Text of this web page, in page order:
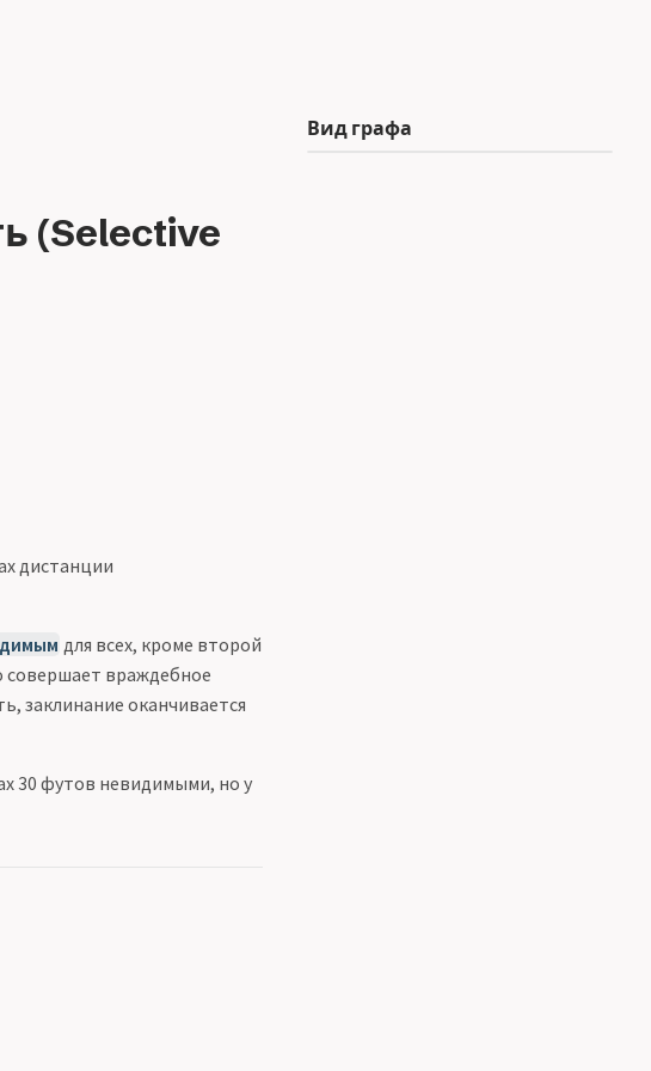
(Selective
дистанции
для всех, кроме второй
совершает враждебное
заклинание оканчивается
30 футов невидимыми, но у
Вид графа